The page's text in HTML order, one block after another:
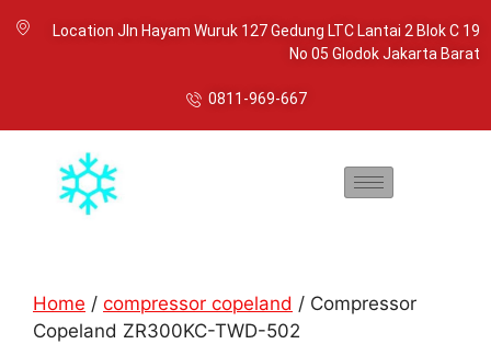
Location Jln Hayam Wuruk 127 Gedung LTC Lantai 2 Blok C 19
No 05 Glodok Jakarta Barat
0811-969-667
Home / compressor copeland / Compressor
Copeland ZR300KC-TWD-502